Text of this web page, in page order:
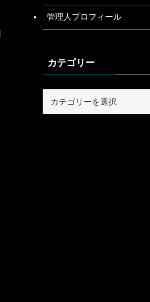
管理人プロフィール
カテゴリー